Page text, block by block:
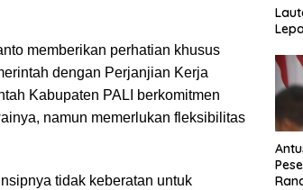
memberikan perhatian khusus
dengan Perjanjian Kerja
Kabupaten PALI berkomitmen
namun memerlukan fleksibilitas
tidak keberatan untuk